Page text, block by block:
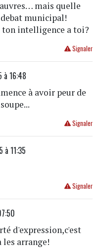
mais quelle
municipal!
ton intelligence a toi?
Signaler
16:48
à avoir peur de
Signaler
11:35
Signaler
d'expression,c'est
les arrange!